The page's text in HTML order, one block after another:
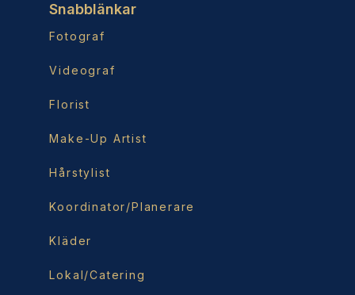
Snabblänkar
Fotograf
Videograf
Florist
Make-Up Artist
Hårstylist
Koordinator/Planerare
Kläder
Lokal/Catering